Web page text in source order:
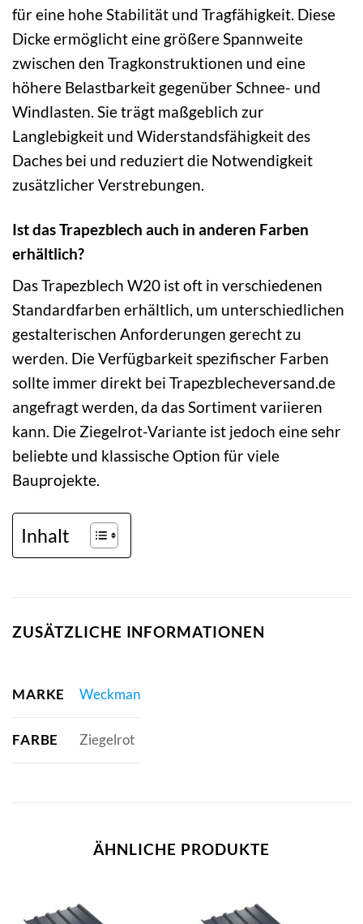
für eine hohe Stabilität und Tragfähigkeit. Diese
Dicke ermöglicht eine größere Spannweite
zwischen den Tragkonstruktionen und eine
höhere Belastbarkeit gegenüber Schnee- und
Windlasten. Sie trägt maßgeblich zur
Langlebigkeit und Widerstandsfähigkeit des
Daches bei und reduziert die Notwendigkeit
zusätzlicher Verstrebungen.
Ist das Trapezblech auch in anderen Farben
erhältlich?
Das Trapezblech W20 ist oft in verschiedenen
Standardfarben erhältlich, um unterschiedlichen
gestalterischen Anforderungen gerecht zu
werden. Die Verfügbarkeit spezifischer Farben
sollte immer direkt bei Trapezblecheversand.de
angefragt werden, da das Sortiment variieren
kann. Die Ziegelrot-Variante ist jedoch eine sehr
beliebte und klassische Option für viele
Bauprojekte.
Inhalt
ZUSÄTZLICHE INFORMATIONEN
MARKE Weckman
FARBE Ziegelrot
ÄHNLICHE PRODUKTE